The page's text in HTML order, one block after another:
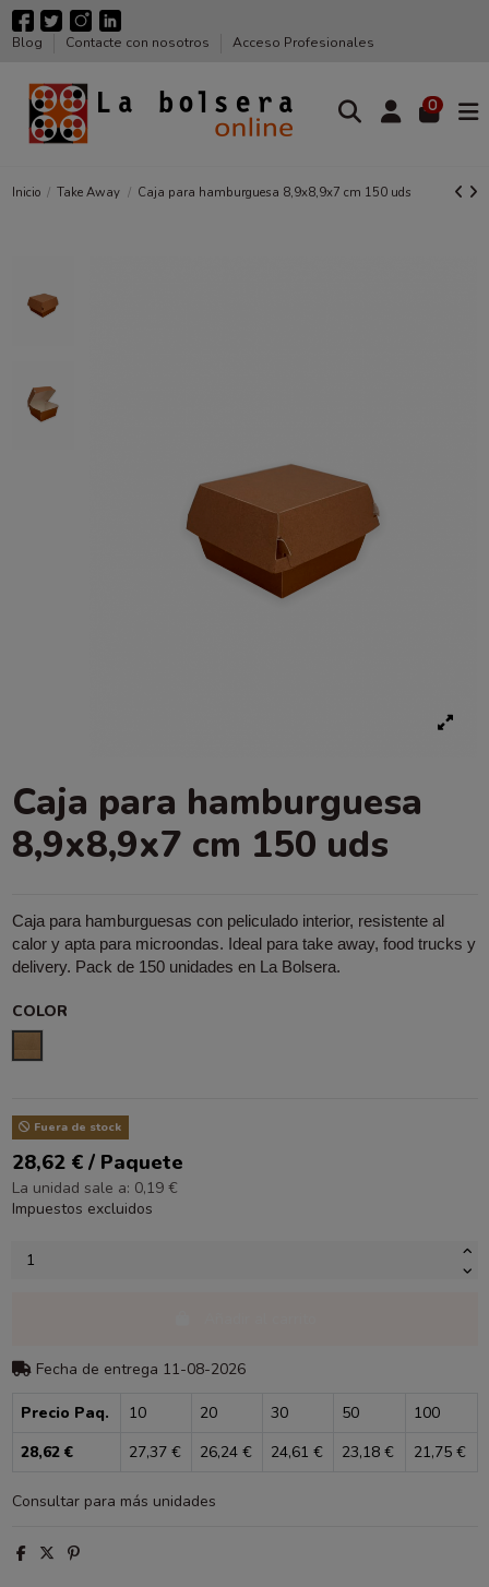
Blog Contacte con nosotros Acceso Profesionales
0
Inicio Take Away Caja para hamburguesa 8,9x8,9x7 cm 150 uds
Caja para hamburguesa
8,9x8,9x7 cm 150 uds
Caja para hamburguesas con peliculado interior, resistente al
calor y apta para microondas. Ideal para take away, food trucks y
delivery. Pack de 150 unidades en La Bolsera.
COLOR
Fuera de stock
28,62 € / Paquete
La unidad sale a: 0,19 €
Impuestos excluidos
Fecha de entrega 11-08-2026
Precio Paq. 10 20 30 50
100
28,62 €
27,37 € 26,24 € 24,61 € 23,18 € 21,75 €
Consultar para más unidades